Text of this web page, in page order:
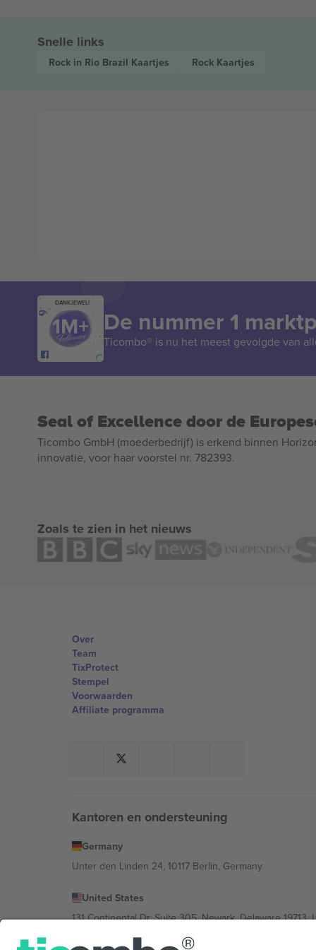
Snelle links
Rock in Rio Brazil Kaartjes Rock Kaartjes
DANKJEWEL!
De nummer 1
Ticombo® is nu het meest gevolgde van
Seal of Excellence door de
Ticombo GmbH (moederbedrijf) is erkend binnen
innovatie, voor haar voorstel nr. 782393.
Zoals te zien in het nieuws
Over
Team
TixProtect
Stempel
Voorwaarden
Affiliate programma
Kantoren en ondersteuning
Germany
Unter den Linden 24, 10117 Berlin, Germany
United States
131 Continental Dr, Suite 305, Newark, Delaware 19713,